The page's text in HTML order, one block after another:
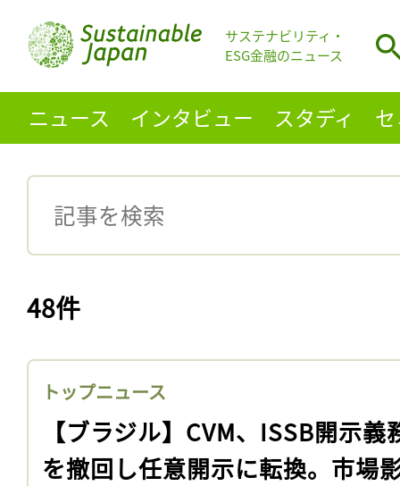
サステナビリティ・
ESG金融のニュース
ニュース インタビュー スタディ
48件
トップニュース
【ブラジル】CVM、ISSB開示義
を撤回し任意開示に転換。市場